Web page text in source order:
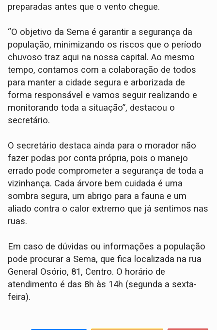
preparadas antes que o vento chegue.
“O objetivo da Sema é garantir a segurança da
população, minimizando os riscos que o período
chuvoso traz aqui na nossa capital. Ao mesmo
tempo, contamos com a colaboração de todos
para manter a cidade segura e arborizada de
forma responsável e vamos seguir realizando e
monitorando toda a situação”, destacou o
secretário.
O secretário destaca ainda para o morador não
fazer podas por conta própria, pois o manejo
errado pode comprometer a segurança de toda a
vizinhança. Cada árvore bem cuidada é uma
sombra segura, um abrigo para a fauna e um
aliado contra o calor extremo que já sentimos nas
ruas.
Em caso de dúvidas ou informações a população
pode procurar a Sema, que fica localizada na rua
General Osório, 81, Centro. O horário de
atendimento é das 8h às 14h (segunda a sexta-
feira).